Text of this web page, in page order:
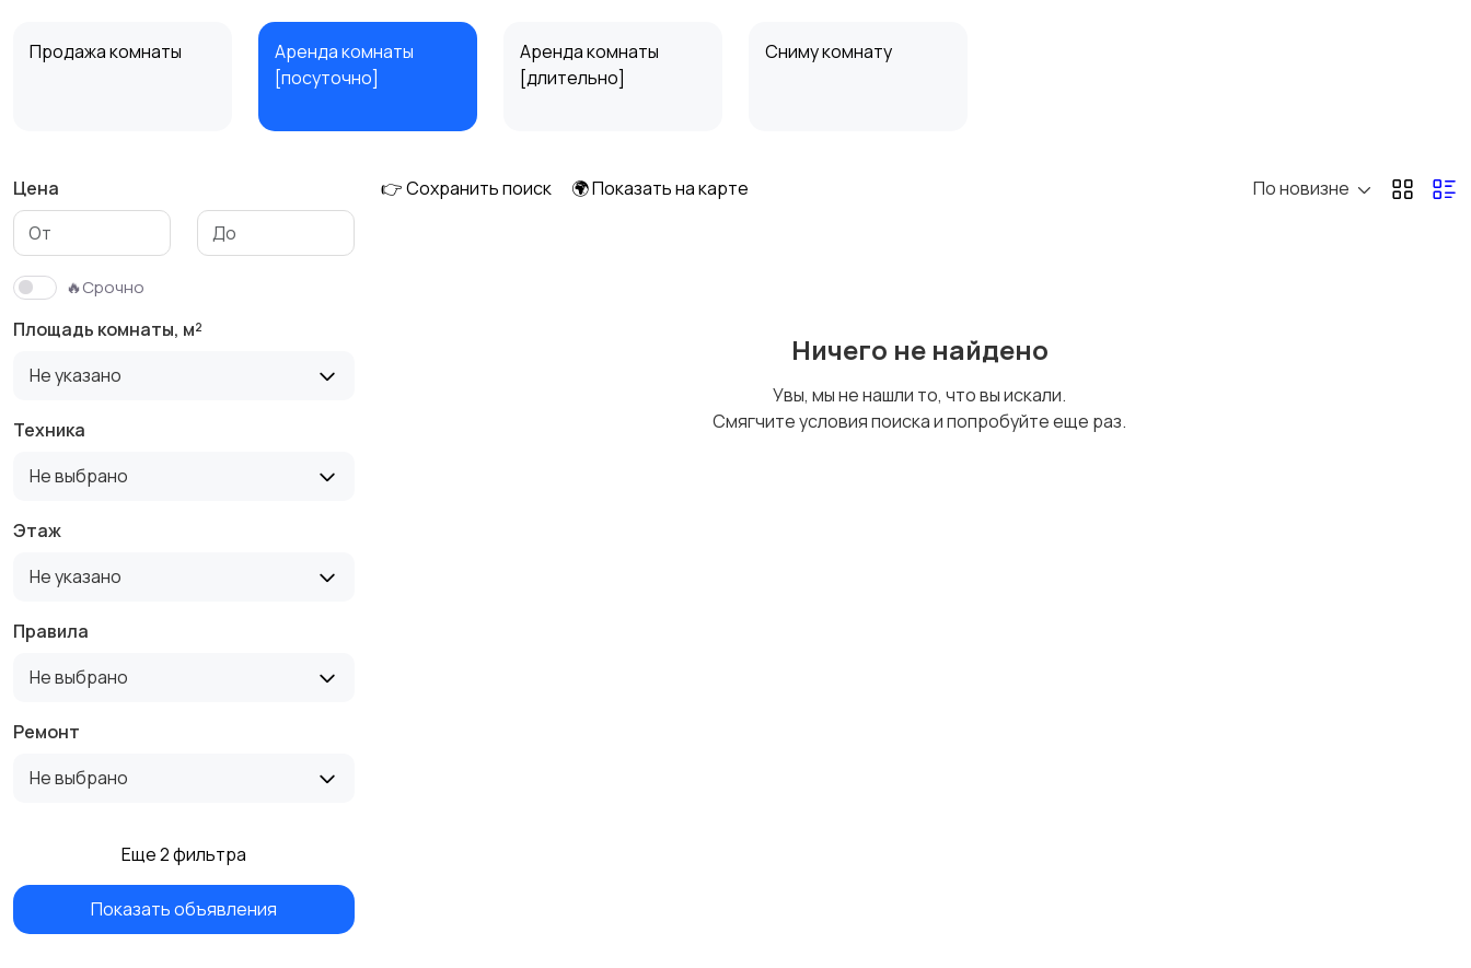
Продажа комнаты
Аренда комнаты
[посуточно]
Аренда комнаты
[длительно]
Сниму комнату
Цена
🔥Срочно
Площадь комнаты, м²
Не указано
Техника
Не выбрано
Этаж
Не указано
Правила
Не выбрано
Ремонт
Не выбрано
Еще 2 фильтра
Показать объявления
👉 Сохранить поиск 🌍 Показать на карте По новизне
Ничего не найдено
Увы, мы не нашли то, что вы искали.
Смягчите условия поиска и попробуйте еще раз.